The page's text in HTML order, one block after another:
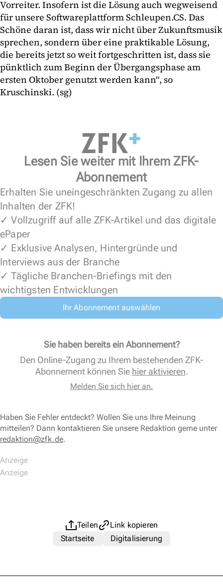
Vorreiter. Insofern ist die Lösung auch wegweisend
für unsere Softwareplattform Schleupen.CS. Das
Schöne daran ist, dass wir nicht über Zukunftsmusik
sprechen, sondern über eine praktikable Lösung,
die bereits jetzt so weit fortgeschritten ist, dass sie
pünktlich zum Beginn der Übergangsphase am
ersten Oktober genutzt werden kann“, so
Kruschinski. (sg)
Lesen Sie weiter mit Ihrem ZFK-
Abonnement
Erhalten Sie uneingeschränkten Zugang zu allen
Inhalten der ZFK!
✓ Vollzugriff auf alle ZFK-Artikel und das digitale
ePaper
✓ Exklusive Analysen, Hintergründe und
Interviews aus der Branche
✓ Tägliche Branchen-Briefings mit den
wichtigsten Entwicklungen
Ihr Abonnement auswählen
Sie haben bereits ein Abonnement?
Den Online-Zugang zu Ihrem bestehenden ZFK-
Abonnement können Sie hier aktivieren.
Melden Sie sich hier an.
Haben Sie Fehler entdeckt? Wollen Sie uns Ihre Meinung
mitteilen? Dann kontaktieren Sie unsere Redaktion gerne unter
redaktion@zfk.de.
Teilen
Link kopieren
Startseite
Digitalisierung